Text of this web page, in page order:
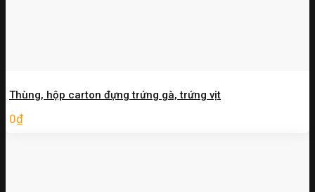
Thùng, hộp carton đựng trứng gà, trứng vịt
0₫